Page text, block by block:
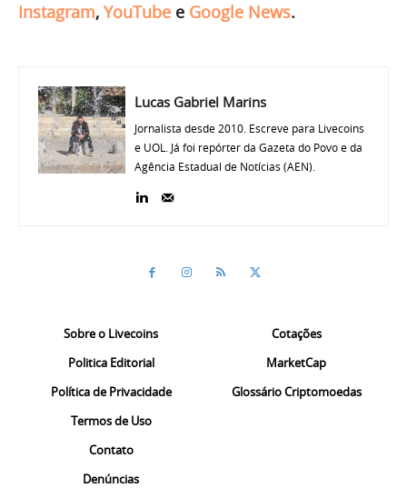
Instagram, YouTube e Google News.
Lucas Gabriel Marins
Jornalista desde 2010. Escreve para Livecoins
e UOL. Já foi repórter da Gazeta do Povo e da
Agência Estadual de Notícias (AEN).
Sobre o Livecoins
Politica Editorial
Política de Privacidade
Termos de Uso
Contato
Denúncias
Cotações
MarketCap
Glossário Criptomoedas